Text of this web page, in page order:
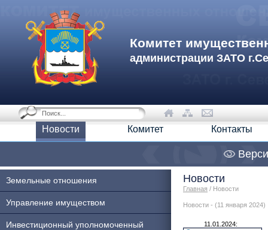
Комитет
администрации ЗАТО
Новости Комитет Контакты
Земельные отношения
Управление имуществом
Инвестиционный уполномоченный
Новости
Главная / Новости
Новости - (11 января 2024)
11.01.2024: